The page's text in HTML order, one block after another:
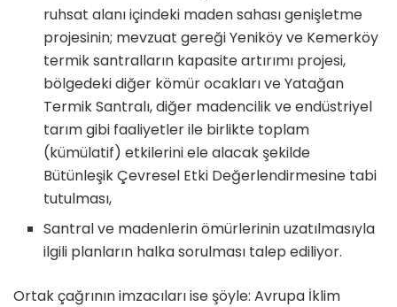
ruhsat alanı içindeki maden sahası genişletme
projesinin; mevzuat gereği Yeniköy ve Kemerköy
termik santralların kapasite artırımı projesi,
bölgedeki diğer kömür ocakları ve Yatağan
Termik Santralı, diğer madencilik ve endüstriyel
tarım gibi faaliyetler ile birlikte toplam
(kümülatif) etkilerini ele alacak şekilde
Bütünleşik Çevresel Etki Değerlendirmesine tabi
tutulması,
Santral ve madenlerin ömürlerinin uzatılmasıyla
ilgili planların halka sorulması talep ediliyor.
Ortak çağrının imzacıları ise şöyle: Avrupa İklim